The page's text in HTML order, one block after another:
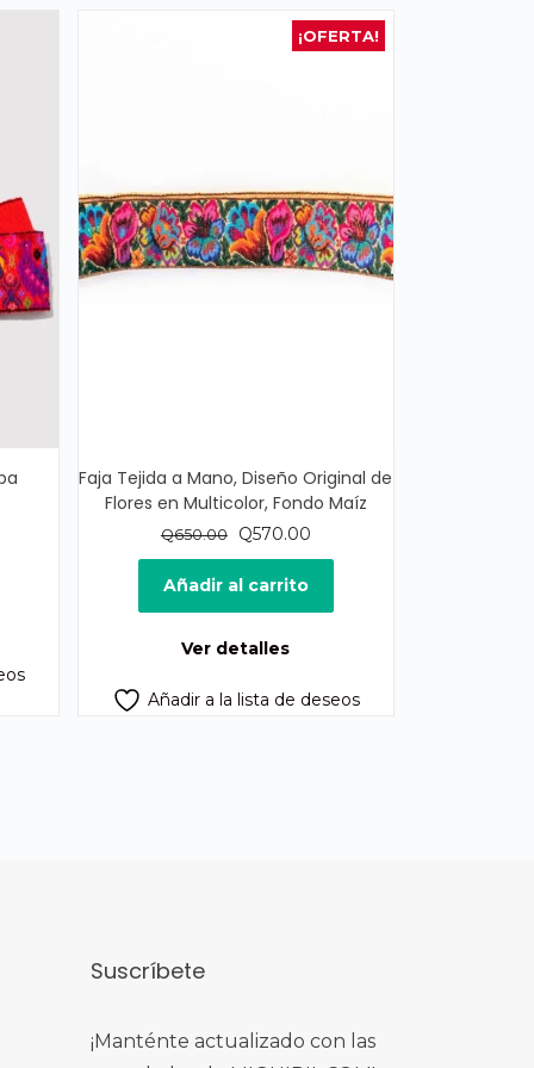
¡OFERTA!
Faja Tejida a Mano, Diseño Original de
Flores en Multicolor, Fondo Maíz
Q650.00
El
precio
original
era:
Q570.00El
precio
es:
Añadir al carrito
Ver detalles
Añadir a la lista de deseos
Suscríbete
¡Manténte actualizado con las